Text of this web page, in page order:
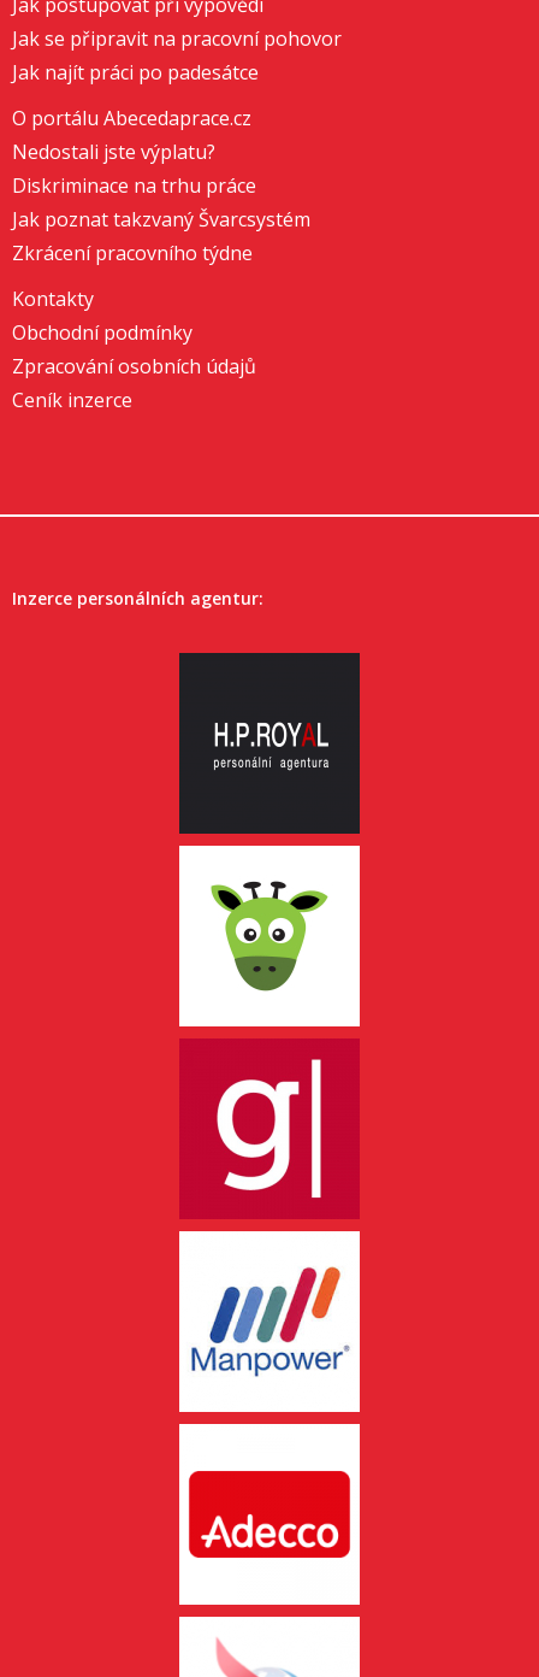
Jak se připravit na pracovní pohovor
Jak najít práci po padesátce
O portálu Abecedaprace.cz
Nedostali jste výplatu?
Diskriminace na trhu práce
Jak poznat takzvaný Švarcsystém
Zkrácení pracovního týdne
Kontakty
Obchodní podmínky
Zpracování osobních údajů
Ceník inzerce
Inzerce personálních agentur: